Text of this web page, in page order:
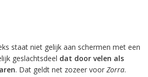
staat niet gelijk aan schermen met een
geslachtsdeel dat door velen als
. Dat geldt net zozeer voor Zorra.